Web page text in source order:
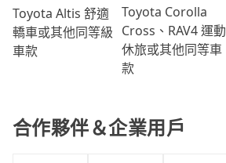
Toyota Altis 舒適
轎車或其他同等級
車款
Toyota Corolla
Cross、RAV4 運動
休旅或其他同等車
款
合作夥伴＆企業用戶